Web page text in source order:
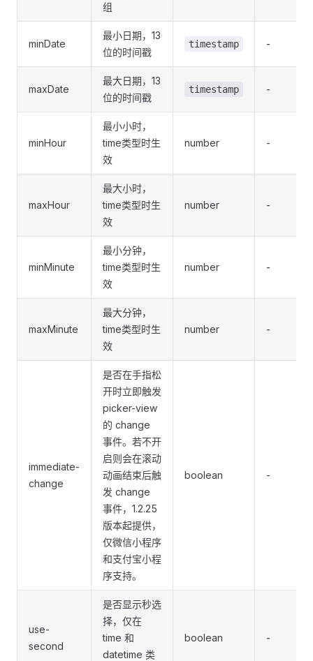
组
minDate
最小日期，13
位的时间戳
timestamp -
maxDate
最大日期，13
位的时间戳
timestamp -
minHour
最小小时，
time类型时生
效
number -
maxHour
最大小时，
time类型时生
效
number -
minMinute
最小分钟，
time类型时生
效
number -
maxMinute
最大分钟，
time类型时生
效
number -
immediate-
change
是否在手指松
开时立即触发
picker-view
的 change
事件。若不开
启则会在滚动
动画结束后触
发 change
事件，1.2.25
版本起提供，
仅微信小程序
和支付宝小程
序支持。
boolean -
use-
second
是否显示秒选
择，仅在
time 和
datetime 类
boolean -